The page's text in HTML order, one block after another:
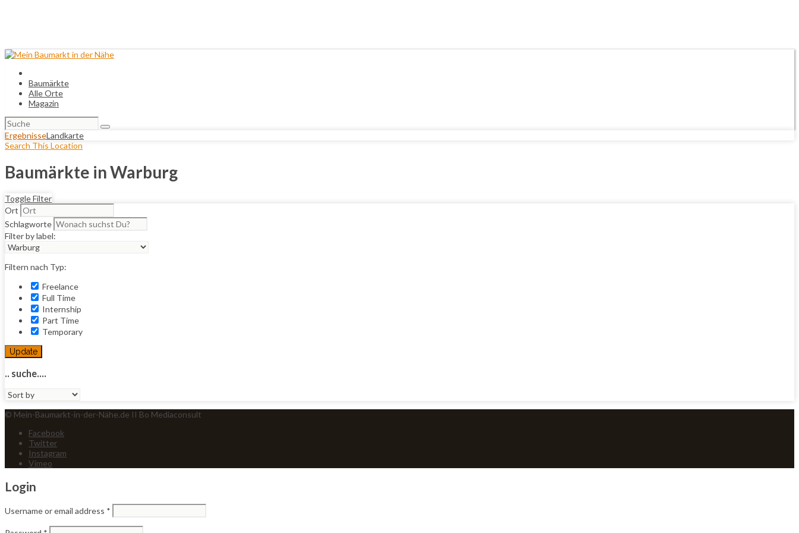
Baumärkte
Alle Orte
Magazin
Suchen
nach:
ErgebnisseLandkarte
Search This Location
Baumärkte in Warburg
Toggle Filter
Ort
Schlagworte
Filter by label:
Filtern nach Typ:
Freelance
Full Time
Internship
Part Time
Temporary
Update
.. suche....
Sort
© Mein-Baumarkt-in-der-Nähe.de II Bo Mediaconsult
Facebook
Twitter
Instagram
Vimeo
Login
Username or email address *